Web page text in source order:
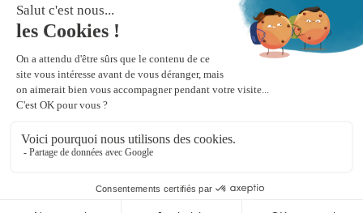
Déclaration d’accessibilité
Mentions légales
Politique de confidentialité
Plan du site
© 2026 Peak Ace.
Designé parFanny PENEAUet développé par
Ronan HELLO